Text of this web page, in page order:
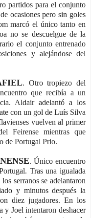
partidos para el conjunto
ocasiones pero sin goles
marcó el único tanto en
no se descuelgue de la
el conjunto entrenado
y alejándose del
. Otro tropiezo del
que recibía a un
Aldair adelantó a los
con un gol de Luís Silva
vuelven al primer
Feirense mientras que
de Portugal Prio.
. Único encuentro
Tras una igualada
serranos se adelantaron
y minutos después la
diez jugadores. En los
Joel intentaron deshacer